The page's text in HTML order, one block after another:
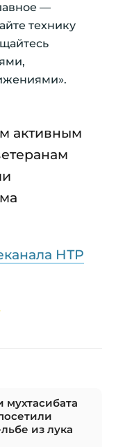
—
технику
активным
НТР
мухтасибата
из лука